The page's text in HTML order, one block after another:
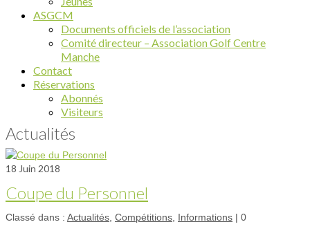
ASGCM
Documents officiels de l’association
Comité directeur – Association Golf Centre
Manche
Contact
Réservations
Abonnés
Visiteurs
Actualités
18 Juin 2018
Coupe du Personnel
Classé dans : Actualités Compétitions Informations | 0